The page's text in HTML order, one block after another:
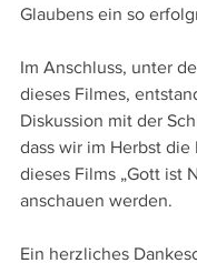
Glaubens ein so
Im Anschluss, unter
dieses Filmes,
Diskussion mit der
dass wir im Herbst die
dieses Films „Gott ist
anschauen werden.
Ein herzliches